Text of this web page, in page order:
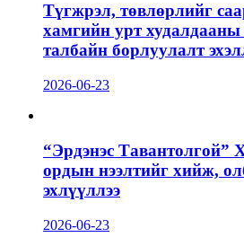
Түгжрэл, төвлөрлийг
хамгийн урт
талбайн борлуулалт
2026-06-23
“Эрдэнэс Тавантолгой”
ордын нээлтийг хийж,
эхлүүллээ
2026-06-23